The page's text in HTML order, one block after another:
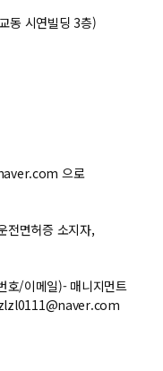
동 시연빌딩 3층)
으로
전면허증 소지자,
호/이메일)- 매니지먼트